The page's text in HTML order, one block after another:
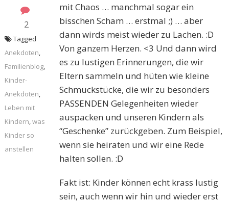
2
mit Chaos … manchmal sogar ein
bisschen Scham … erstmal ;) … aber
dann wirds meist wieder zu Lachen. :D
Von ganzem Herzen. <3 Und dann wird
es zu lustigen Erinnerungen, die wir
Eltern sammeln und hüten wie kleine
Schmuckstücke, die wir zu besonders
PASSENDEN Gelegenheiten wieder
auspacken und unseren Kindern als
“Geschenke” zurückgeben. Zum Beispiel,
wenn sie heiraten und wir eine Rede
halten sollen. :D
Fakt ist: Kinder können echt krass lustig
sein, auch wenn wir hin und wieder erst
Tagged
Anekdoten,
Familienblog,
Kinder-
Anekdoten,
Leben mit
Kindern,was
Kinder so
anstellen